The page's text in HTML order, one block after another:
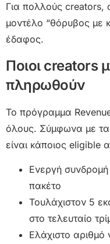
Για πολλούς creators,
μοντέλο “θόρυβος με
έδαφος.
Ποιοι creators
πληρωθούν
Το πρόγραμμα
όλους. Σύμφωνα με τα
είναι κάποιος eligible
Ενεργή
πακέτο
Τουλάχιστον 5
στο τελευταίο
Ελάχιστο